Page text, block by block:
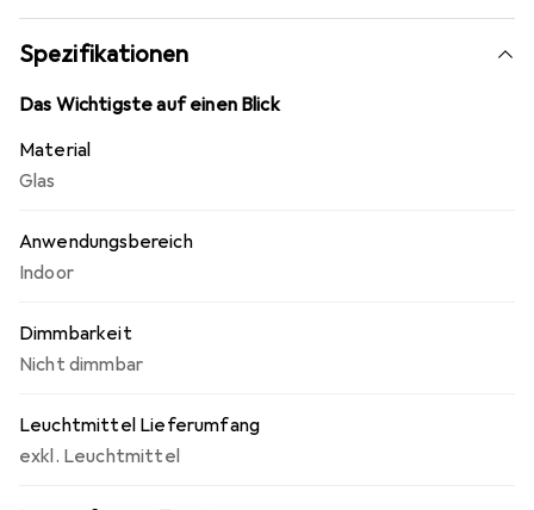
Leuchtmittel bis maximal 25 Watt sowie die Lichtfarbe
und Lichtstärke bestimmen. Wir empfehlen LED-
Leuchtmittel aufgrund ihrer Stromersparnis und
Langlebigkeit. Annika integriert sich wunderbar als
Kommoden im Wohnbereich platziert werden, wo sie eine
gemütliche Akzentbeleuchtung erzeugt.
Spezifikationen
Das Wichtigste auf einen Blick
Material
Glas
Anwendungsbereich
Indoor
Dimmbarkeit
Nicht dimmbar
Leuchtmittel Lieferumfang
exkl. Leuchtmittel